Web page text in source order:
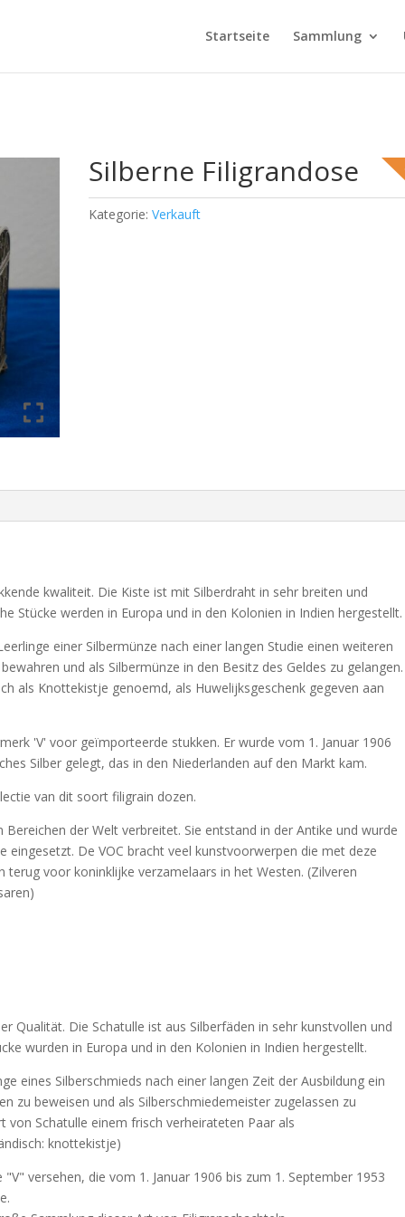
Startseite Sammlung
Silberne Filigrandose
Kategorie:Verkauft
kwaliteit. Die Kiste ist mit Silberdraht in sehr breiten und
Stücke werden in Europa und in den Kolonien in Indien hergestellt.
einer Silbermünze nach einer langen Studie einen weiteren
und als Silbermünze in den Besitz des Geldes zu gelangen.
als Knottekistje genoemd, als Huwelijksgeschenk gegeven aan
'V' voor geïmporteerde stukken. Er wurde vom 1. Januar 1906
Silber gelegt, das in den Niederlanden auf den Markt kam.
van dit soort filigrain dozen.
der Welt verbreitet. Sie entstand in der Antike und wurde
eingesetzt. De VOC bracht veel kunstvoorwerpen die met deze
voor koninklijke verzamelaars in het Westen. (Zilveren
Qualität. Die Schatulle ist aus Silberfäden in sehr kunstvollen und
wurden in Europa und in den Kolonien in Indien hergestellt.
eines Silberschmieds nach einer langen Zeit der Ausbildung ein
zu beweisen und als Silberschmiedemeister zugelassen zu
von Schatulle einem frisch verheirateten Paar als
knottekistje)
versehen, die vom 1. Januar 1906 bis zum 1. September 1953